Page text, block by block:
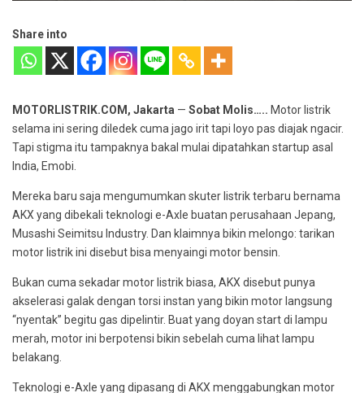
Share into
MOTORLISTRIK.COM, Jakarta — Sobat Molis….. Motor listrik
selama ini sering diledek cuma jago irit tapi loyo pas diajak ngacir.
Tapi stigma itu tampaknya bakal mulai dipatahkan startup asal
India, Emobi.
Mereka baru saja mengumumkan skuter listrik terbaru bernama
AKX yang dibekali teknologi e-Axle buatan perusahaan Jepang,
Musashi Seimitsu Industry. Dan klaimnya bikin melongo: tarikan
motor listrik ini disebut bisa menyaingi motor bensin.
Bukan cuma sekadar motor listrik biasa, AKX disebut punya
akselerasi galak dengan torsi instan yang bikin motor langsung
“nyentak” begitu gas dipelintir. Buat yang doyan start di lampu
merah, motor ini berpotensi bikin sebelah cuma lihat lampu
belakang.
Teknologi e-Axle yang dipasang di AKX menggabungkan motor